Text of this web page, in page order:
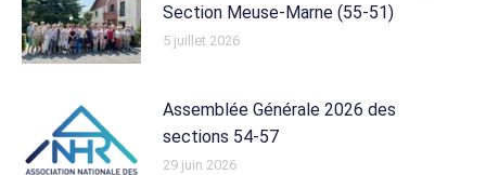
Section Meuse-Marne (55-51)
5 juillet 2026
Assemblée Générale 2026 des
sections 54-57
29 juin 2026